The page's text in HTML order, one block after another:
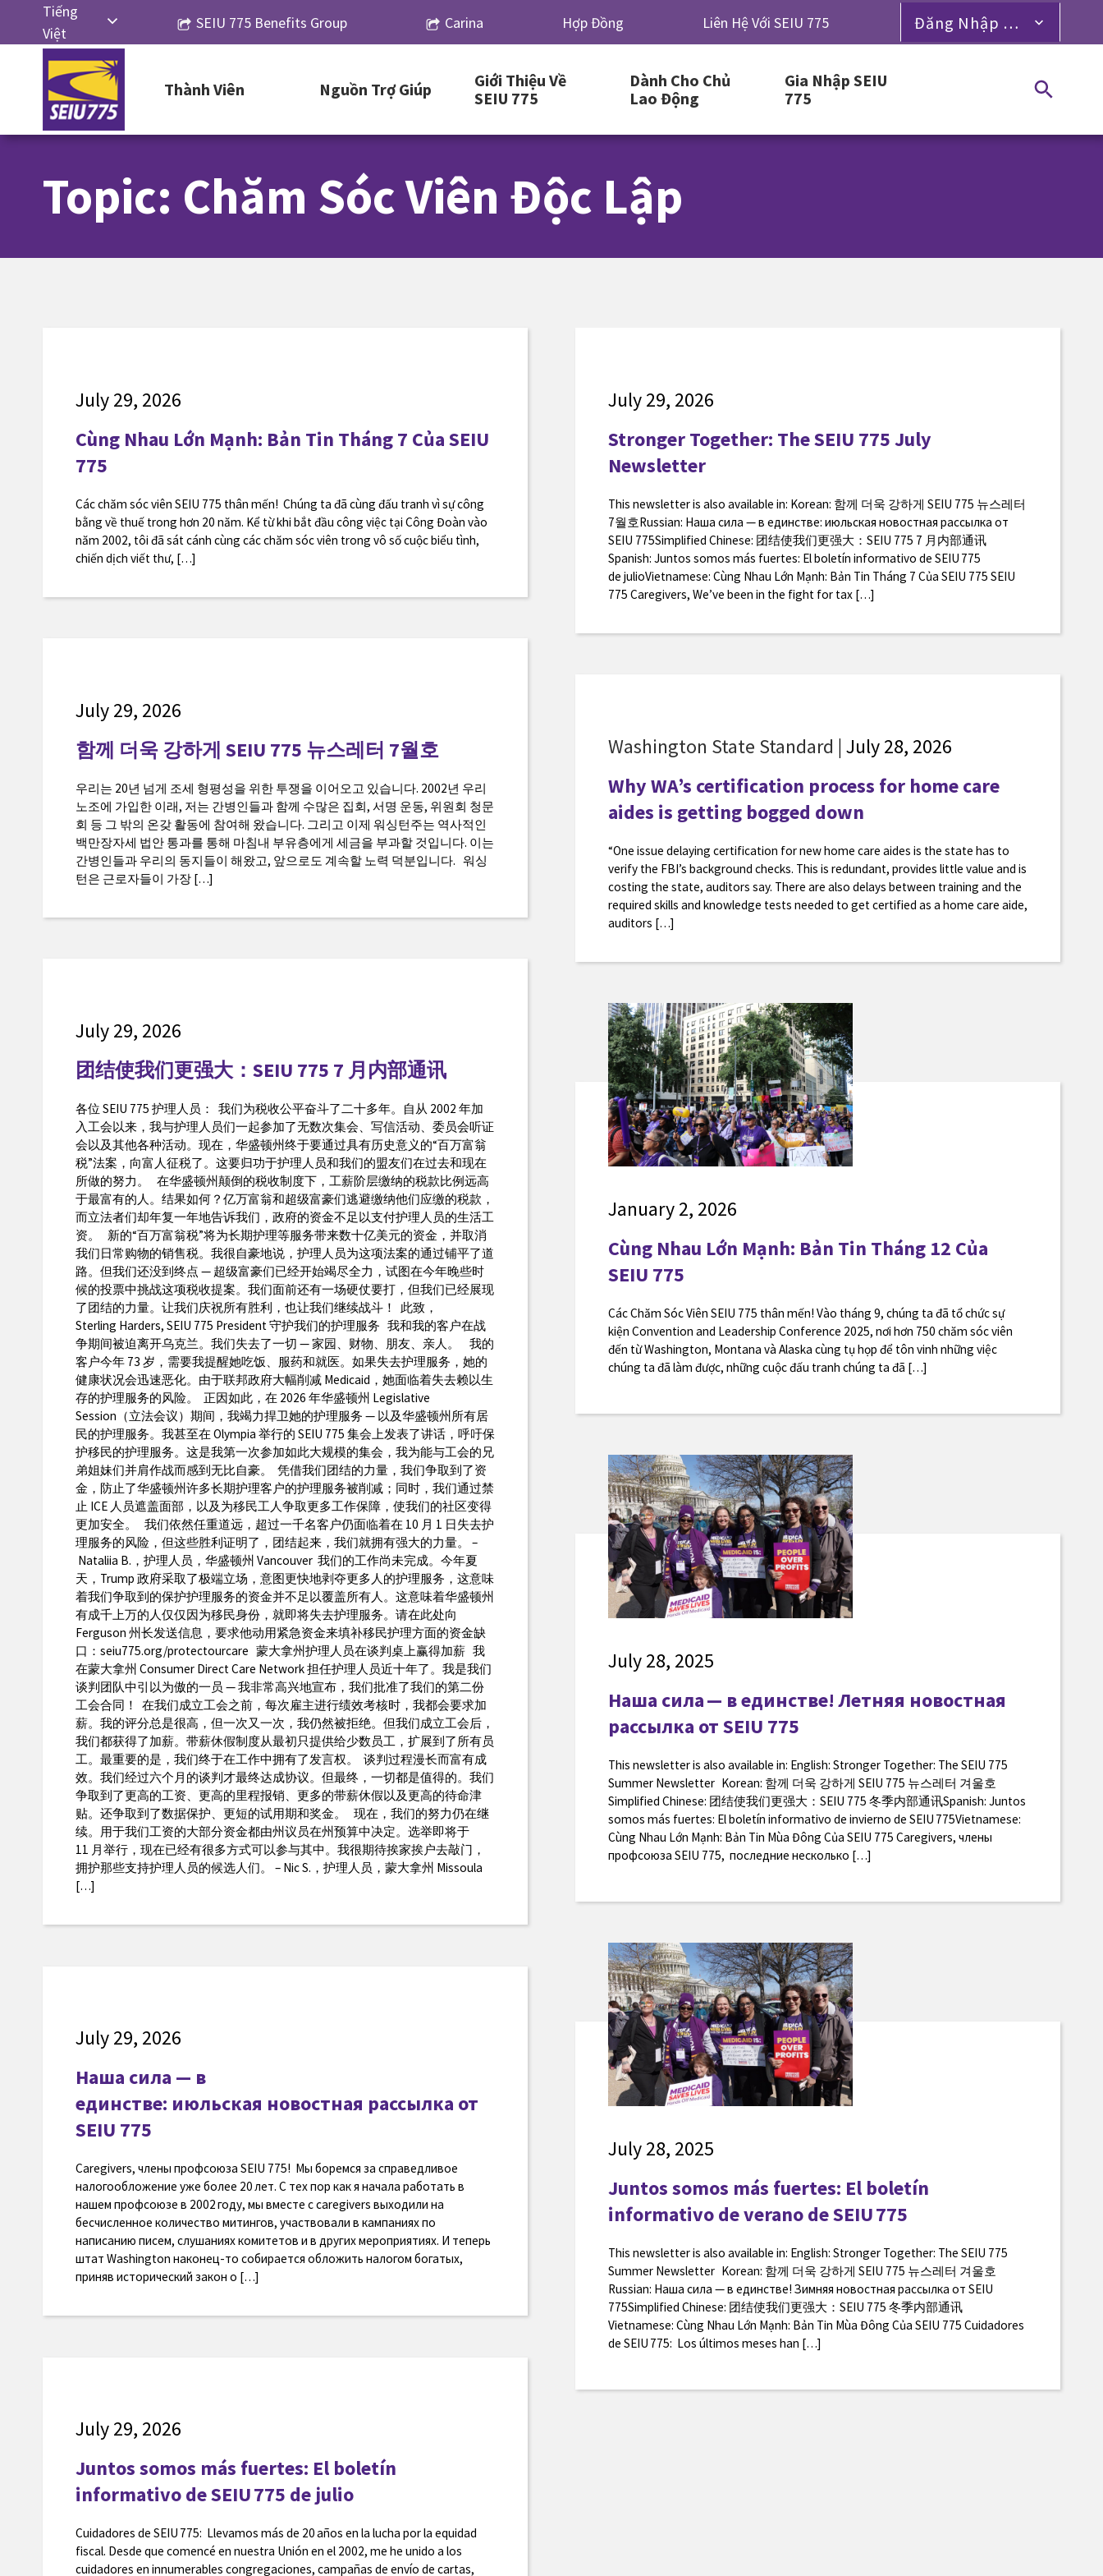
content
Tiếng
Việt
English
Русский
Español
文
한국어
SEIU 775 Benefits Group Carina Hợp Đồng Liên Hệ Với SEIU 775 Đăng Nhập Dành Cho Thành Viên
Thành Viên Nguồn Trợ Giúp
Giới Thiệu Về
SEIU 775
Dành Cho Chủ
Lao Động
Gia Nhập SEIU
775
Topic: Chăm Sóc Viên Độc Lập
July 29, 2026
Cùng Nhau Lớn Mạnh: Bản Tin Tháng 7 Của SEIU
775
Các chăm sóc viên SEIU 775 thân mến! Chúng ta đã cùng đấu tranh vì sự công
bằng về thuế trong hơn 20 năm. Kể từ khi bắt đầu công việc tại Công Đoàn vào
năm 2002, tôi đã sát cánh cùng các chăm sóc viên trong vô số cuộc biểu tình,
chiến dịch viết thư, […]
July 29, 2026
함께 더욱 강하게 SEIU 775 뉴스레터 7월호
우리는 20년 넘게 조세 형평성을 위한 투쟁을 이어오고 있습니다. 2002년 우리
노조에 가입한 이래, 저는 간병인들과 함께 수많은 집회, 서명 운동, 위원회 청문
회 등 그 밖의 온갖 활동에 참여해 왔습니다. 그리고 이제 워싱턴주는 역사적인
백만장자세 법안 통과를 통해 마침내 부유층에게 세금을 부과할 것입니다. 이는
간병인들과 우리의 동지들이 해왔고, 앞으로도 계속할 노력 덕분입니다. 워싱
턴은 근로자들이 가장 […]
July 29, 2026
团结使我们更强大：SEIU 775 7 月内部通讯
各位 SEIU 775 护理人员： 我们为税收公平奋斗了二十多年。自从 2002 年加
入工会以来，我与护理人员们一起参加了无数次集会、写信活动、委员会听证
会以及其他各种活动。现在，华盛顿州终于要通过具有历史意义的“百万富翁
税”法案，向富人征税了。这要归功于护理人员和我们的盟友们在过去和现在
所做的努力。 在华盛顿州颠倒的税收制度下，工薪阶层缴纳的税款比例远高
于最富有的人。结果如何？亿万富翁和超级富豪们逃避缴纳他们应缴的税款，
而立法者们却年复一年地告诉我们，政府的资金不足以支付护理人员的生活工
资。 新的“百万富翁税”将为长期护理等服务带来数十亿美元的资金，并取消
我们日常购物的销售税。我很自豪地说，护理人员为这项法案的通过铺平了道
路。但我们还没到终点 — 超级富豪们已经开始竭尽全力，试图在今年晚些时
候的投票中挑战这项税收提案。我们面前还有一场硬仗要打，但我们已经展现
了团结的力量。让我们庆祝所有胜利，也让我们继续战斗！ 此致，
Sterling Harders, SEIU 775 President 守护我们的护理服务 我和我的客户在战
争期间被迫离开乌克兰。我们失去了一切 — 家园、财物、朋友、亲人。 我的
客户今年 73 岁，需要我提醒她吃饭、服药和就医。如果失去护理服务，她的
健康状况会迅速恶化。由于联邦政府大幅削减 Medicaid，她面临着失去赖以生
存的护理服务的风险。 正因如此，在 2026 年华盛顿州 Legislative
Session（立法会议）期间，我竭力捍卫她的护理服务 — 以及华盛顿州所有居
民的护理服务。我甚至在 Olympia 举行的 SEIU 775 集会上发表了讲话，呼吁保
护移民的护理服务。这是我第一次参加如此大规模的集会，我为能与工会的兄
弟姐妹们并肩作战而感到无比自豪。 凭借我们团结的力量，我们争取到了资
金，防止了华盛顿州许多长期护理客户的护理服务被削减；同时，我们通过禁
止 ICE 人员遮盖面部，以及为移民工人争取更多工作保障，使我们的社区变得
更加安全。 我们依然任重道远，超过一千名客户仍面临着在 10 月 1 日失去护
理服务的风险，但这些胜利证明了，团结起来，我们就拥有强大的力量。 –
Nataliia B.，护理人员，华盛顿州 Vancouver 我们的工作尚未完成。今年夏
天，Trump 政府采取了极端立场，意图更快地剥夺更多人的护理服务，这意味
着我们争取到的保护护理服务的资金并不足以覆盖所有人。这意味着华盛顿州
有成千上万的人仅仅因为移民身份，就即将失去护理服务。请在此处向
Ferguson 州长发送信息，要求他动用紧急资金来填补移民护理方面的资金缺
口：seiu775.org/protectourcare 蒙大拿州护理人员在谈判桌上赢得加薪 我
在蒙大拿州 Consumer Direct Care Network 担任护理人员近十年了。我是我们
谈判团队中引以为傲的一员 — 我非常高兴地宣布，我们批准了我们的第二份
工会合同！ 在我们成立工会之前，每次雇主进行绩效考核时，我都会要求加
薪。我的评分总是很高，但一次又一次，我仍然被拒绝。但我们成立工会后，
我们都获得了加薪。带薪休假制度从最初只提供给少数员工，扩展到了所有员
工。最重要的是，我们终于在工作中拥有了发言权。 谈判过程漫长而富有成
效。我们经过六个月的谈判才最终达成协议。但最终，一切都是值得的。我们
争取到了更高的工资、更高的里程报销、更多的带薪休假以及更高的待命津
贴。还争取到了数据保护、更短的试用期和奖金。 现在，我们的努力仍在继
续。用于我们工资的大部分资金都由州议员在州预算中决定。选举即将于
11 月举行，现在已经有很多方式可以参与其中。我很期待挨家挨户去敲门，
拥护那些支持护理人员的候选人们。 – Nic S.，护理人员，蒙大拿州 Missoula
[…]
July 29, 2026
Наша сила — в
единстве: июльская новостная рассылка от
SEIU 775
Caregivers, члены профсоюза SEIU 775! Мы боремся за справедливое
налогообложение уже более 20 лет. С тех пор как я начала работать в
нашем профсоюзе в 2002 году, мы вместе с caregivers выходили на
бесчисленное количество митингов, участвовали в кампаниях по
написанию писем, слушаниях комитетов и в других мероприятиях. И теперь
штат Washington наконец-то собирается обложить налогом богатых,
приняв исторический закон о […]
July 29, 2026
Juntos somos más fuertes: El boletín
informativo de SEIU 775 de julio
Cuidadores de SEIU 775: Llevamos más de 20 años en la lucha por la equidad
fiscal. Desde que comencé en nuestra Unión en el 2002, me he unido a los
cuidadores en innumerables congregaciones, campañas de envío de cartas,
July 29, 2026
Stronger Together: The SEIU 775 July
Newsletter
This newsletter is also available in: Korean: 함께 더욱 강하게 SEIU 775 뉴스레터
7월호Russian: Наша сила — в единстве: июльская новостная рассылка от
SEIU 775Simplified Chinese: 团结使我们更强大：SEIU 775 7 月内部通讯
Spanish: Juntos somos más fuertes: El boletín informativo de SEIU 775
de julioVietnamese: Cùng Nhau Lớn Mạnh: Bản Tin Tháng 7 Của SEIU 775 SEIU
775 Caregivers, We’ve been in the fight for tax […]
Washington State Standard | July 28, 2026
Why WA’s certification process for home care
aides is getting bogged down
“One issue delaying certification for new home care aides is the state has to
verify the FBI’s background checks. This is redundant, provides little value and is
costing the state, auditors say. There are also delays between training and the
required skills and knowledge tests needed to get certified as a home care aide,
auditors […]
January 2, 2026
Cùng Nhau Lớn Mạnh: Bản Tin Tháng 12 Của
SEIU 775
Các Chăm Sóc Viên SEIU 775 thân mến! Vào tháng 9, chúng ta đã tổ chức sự
kiện Convention and Leadership Conference 2025, nơi hơn 750 chăm sóc viên
đến từ Washington, Montana và Alaska cùng tụ họp để tôn vinh những việc
chúng ta đã làm được, những cuộc đấu tranh chúng ta đã […]
July 28, 2025
Наша сила — в единстве! Летняя новостная
рассылка от SEIU 775
This newsletter is also available in: English: Stronger Together: The SEIU 775
Summer Newsletter Korean: 함께 더욱 강하게 SEIU 775 뉴스레터 겨울호
Simplified Chinese: 团结使我们更强大：SEIU 775 冬季内部通讯Spanish: Juntos
somos más fuertes: El boletín informativo de invierno de SEIU 775Vietnamese:
Cùng Nhau Lớn Mạnh: Bản Tin Mùa Đông Của SEIU 775 Caregivers, члены
профсоюза SEIU 775, последние несколько […]
July 28, 2025
Juntos somos más fuertes: El boletín
informativo de verano de SEIU 775
This newsletter is also available in: English: Stronger Together: The SEIU 775
Summer Newsletter Korean: 함께 더욱 강하게 SEIU 775 뉴스레터 겨울호
Russian: Наша сила — в единстве! Зимняя новостная рассылка от SEIU
775Simplified Chinese: 团结使我们更强大：SEIU 775 冬季内部通讯
Vietnamese: Cùng Nhau Lớn Mạnh: Bản Tin Mùa Đông Của SEIU 775 Cuidadores
de SEIU 775: Los últimos meses han […]